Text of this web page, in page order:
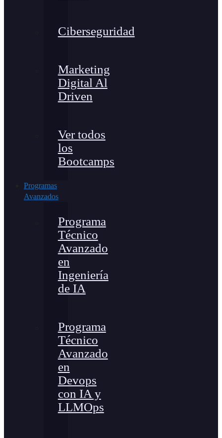
Ciberseguridad
Marketing
Digital Al
Driven
Ver todos
los
Bootcamps
Programas
Avanzados
Programa
Técnico
Avanzado
en
Ingeniería
de IA
Programa
Técnico
Avanzado
en
Devops
con IA y
LLMOps